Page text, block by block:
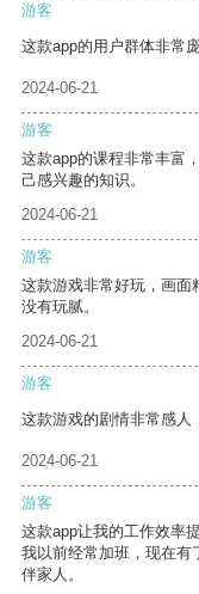
游客
这款app的用户群体非常
2024-06-21
游客
这款app的课程非常丰富
己感兴趣的知识。
2024-06-21
游客
这款游戏非常好玩，画面
没有玩腻。
2024-06-21
游客
这款游戏的剧情非常感人
2024-06-21
游客
这款app让我的工作效率
我以前经常加班，现在有
伴家人。